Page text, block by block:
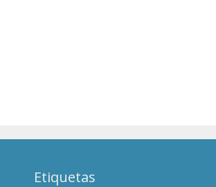
Etiquetas